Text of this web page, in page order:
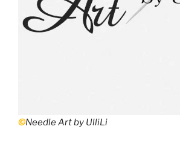
©Needle Art by UlliLi